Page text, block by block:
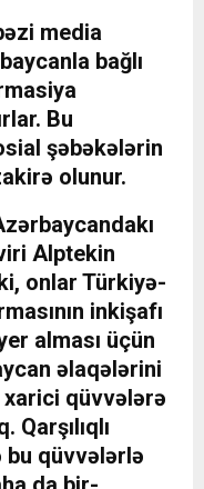
media
bağlı
Bu
şəbəkələrin
olunur.
Alptekin
onlar Türkiyə-
inkişafı
alması üçün
əlaqələrini
xarici qüvvələrə
Qarşılıqlı
bu qüvvələrlə